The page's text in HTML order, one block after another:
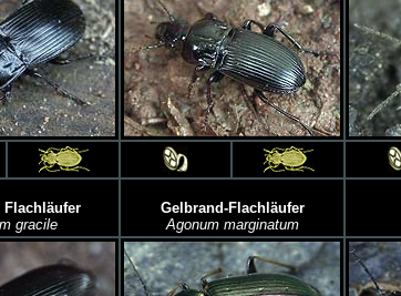
gracile
Gelbrand-Flachläufer
Agonum marginatum